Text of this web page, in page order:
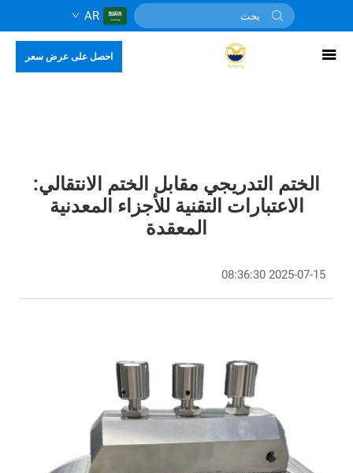
AR
احصل على عرض سعر
الختم التدريجي مقابل الختم الانتقالي:
الاعتبارات التقنية للأجزاء المعدنية
المعقدة
2025-07-15 08:36:30